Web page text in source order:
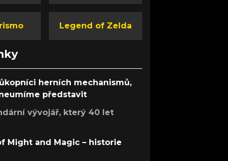
Legend of Zelda
herních mechanismů,
představit
vývojář, který 40 let
Might and Magic – historie